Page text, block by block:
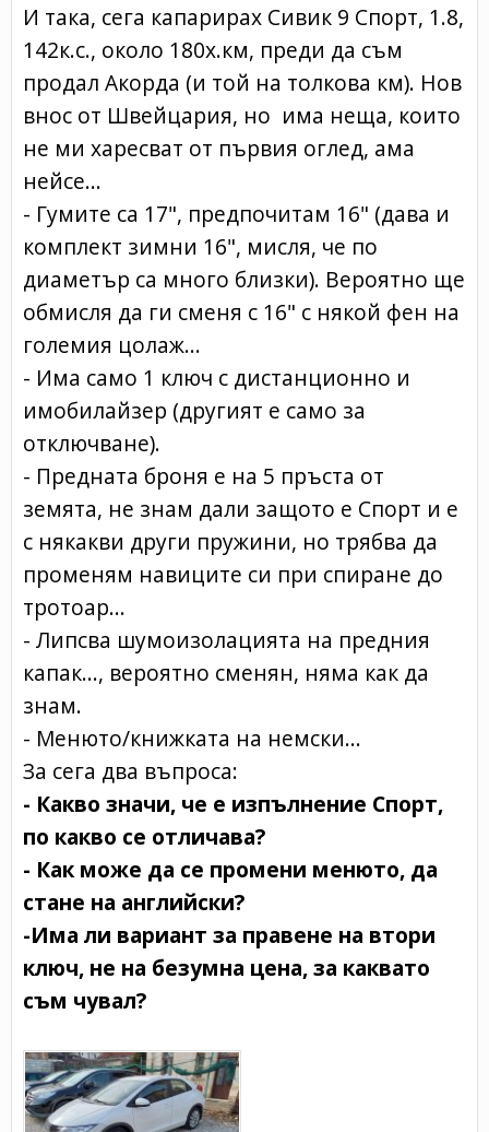
И така, сега капарирах Сивик 9 Спорт, 1.8,
142к.с., около 180х.км, преди да съм
продал Акорда (и той на толкова км). Нов
внос от Швейцария, но има неща, които
не ми харесват от първия оглед, ама
нейсе...
- Гумите са 17", предпочитам 16" (дава и
комплект зимни 16", мисля, че по
диаметър са много близки). Вероятно ще
обмисля да ги сменя с 16" с някой фен на
големия цолаж...
- Има само 1 ключ с дистанционно и
имобилайзер (другият е само за
отключване).
- Предната броня е на 5 пръста от
земята, не знам дали защото е Спорт и е
с някакви други пружини, но трябва да
променям навиците си при спиране до
тротоар...
- Липсва шумоизолацията на предния
капак..., вероятно сменян, няма как да
знам.
- Менюто/книжката на немски...
За сега два въпроса:
- Какво значи, че е изпълнение Спорт,
по какво се отличава?
- Как може да се промени менюто, да
стане на английски?
-Има ли вариант за правене на втори
ключ, не на безумна цена, за каквато
съм чувал?